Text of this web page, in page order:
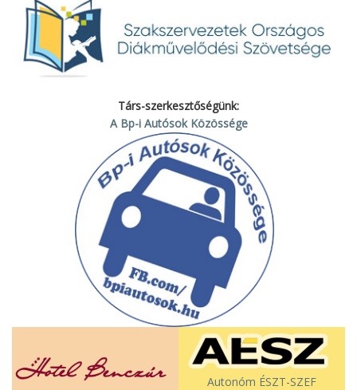
Társ-szerkesztőségünk:
A Bp-i Autósok Közössége
Autonóm ÉSZT-SZEF